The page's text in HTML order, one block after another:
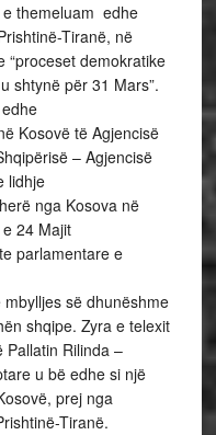
e themeluam edhe
Tiranë, në
“proceset demokratike
shtynë për 31 Mars”.
Kosovë të Agjencisë
– Agjencisë
lidhje
nga Kosova në
24 Majit
parlamentare e
së dhunëshme
shqipe. Zyra e telexit
Pallatin Rilinda –
u bë edhe si një
prej nga
Tiranë.